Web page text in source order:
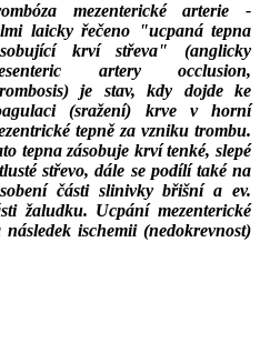
mezenterické arterie -
laicky řečeno "ucpaná tepna
krví střeva" (anglicky
artery occlusion,
je stav, kdy dojde ke
(sražení) krve v horní
tepně za vzniku trombu.
tepna zásobuje krví tenké, slepé
střevo, dále se podílí také na
části slinivky břišní a ev.
žaludku. Ucpání mezenterické
ischemii (nedokrevnost)